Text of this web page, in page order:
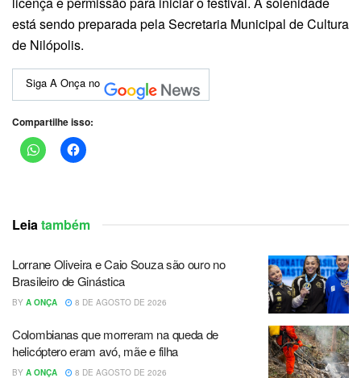
está sendo preparada pela Secretaria Municipal de Cultura
de Nilópolis.
Siga A Onça no
Compartilhe isso:
Leiatambém
Lorrane Oliveira e Caio Souza são ouro no
Brasileiro de Ginástica
BY A ONÇA 8 DE AGOSTO DE 2026
Colombianas que morreram na queda de
helicóptero eram avó, mãe e filha
BY A ONÇA 8 DE AGOSTO DE 2026